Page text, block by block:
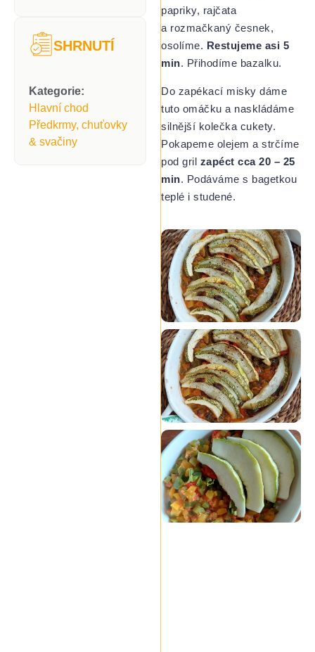
SHRNUTÍ
Kategorie:
Hlavní chod
Předkrmy, chuťovky
& svačiny
papriky, rajčata
a rozmačkaný česnek,
osolíme. Restujeme asi 5
min. Přihodíme bazalku.
Do zapékací misky dáme
tuto omáčku a naskládáme
silnější kolečka cukety.
Pokapeme olejem a strčíme
pod gril zapéct cca 20 – 25
min. Podáváme s bagetkou
teplé i studené.